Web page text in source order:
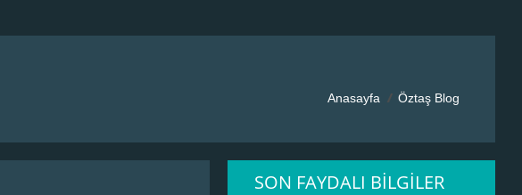
Anasayfa Öztaş Blog
SON FAYDALI BILGILER